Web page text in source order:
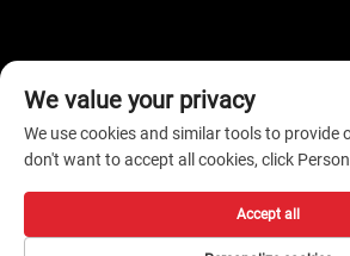
Copyright © 2026 Shenzhen i-Like Fine
We value your privacy
We use cookies and similar tools to provide
don't want to accept all cookies, click
Accept all